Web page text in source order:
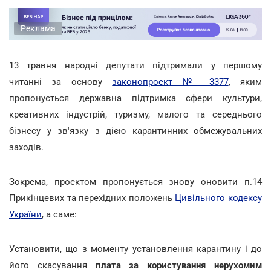
Реклама
13 травня народні депутати підтримали у першому
читанні за основузаконопроект № 3377, яким
пропонується державна підтримка сфери культури,
креативних індустрій, туризму, малого та середнього
бізнесу у зв'язку з дією карантинних обмежувальних
заходів.
Зокрема, проектом пропонується знову оновити п.14
Прикінцевих та перехідних положень Цивільного кодексу
України, а саме:
Установити, що з моменту установлення карантину і до
його скасування плата за користування нерухомим